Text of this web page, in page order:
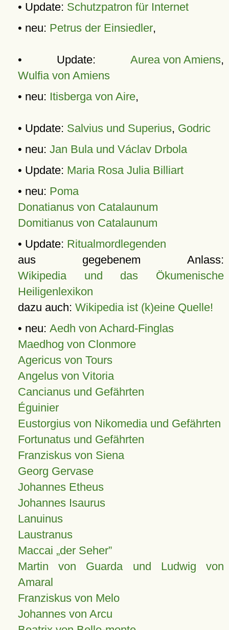
• Update: Schutzpatron für Internet
• neu: Petrus der Einsiedler,
• Update: Aurea von Amiens,
Wulfia von Amiens
• neu: Itisberga von Aire,
• Update: Salvius und Superius, Godric
• neu: Jan Bula und Václav Drbola
• Update: Maria Rosa Julia Billiart
• neu: Poma
Donatianus von Catalaunum
Domitianus von Catalaunum
• Update: Ritualmordlegenden
aus gegebenem Anlass:
Wikipedia und das Ökumenische
Heiligenlexikon
dazu auch: Wikipedia ist (k)eine Quelle!
• neu: Aedh von Achard-Finglas
Maedhog von Clonmore
Agericus von Tours
Angelus von Vitoria
Cancianus und Gefährten
Éguinier
Eustorgius von Nikomedia und Gefährten
Fortunatus und Gefährten
Franziskus von Siena
Georg Gervase
Johannes Etheus
Johannes Isaurus
Lanuinus
Laustranus
Maccai „der Seher”
Martin von Guarda und Ludwig von
Amaral
Franziskus von Melo
Johannes von Arcu